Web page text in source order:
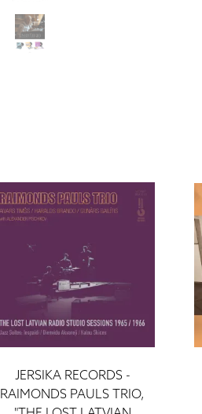
JERSIKA RECORDS -
RAIMONDS PAULS TRIO,